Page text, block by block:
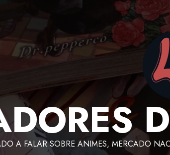
A FALAR SOBRE ANIMES, MERCADO